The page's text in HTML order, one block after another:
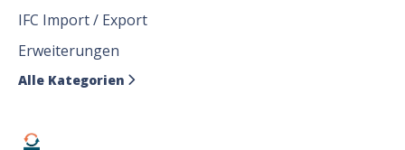
IFC Import / Export
Erweiterungen
Alle Kategorien 